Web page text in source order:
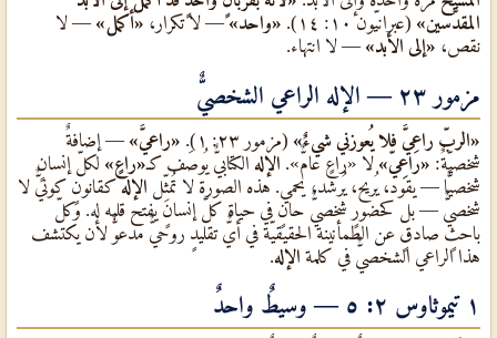
المقدَّسين» (عبرانيّون ١٠: ١٤). «واحد»— لا تكرار، «أكمل» — لا
نقص، «إلى الأبد» — لا انتهاء.
مزمور ٢٣ — الإله الراعي الشخصيٌّ
«الربّ راعيَّ فلا يُعوزني شيءٌ» (مزمور ٢٣: ١). «راعيَّ» — إضافةٌ
شخصيّةٌ: «رَاعِيّ» لا «راعٍ عامٌّ». الإله الكتابيٌّ يُوصَف كـ«راعٍ» لكلّ إنسانٍ
شخصيًّا — يقود، يُريح، يُرشد، يحمي. هذه الصورة لا تُمثِّل الإلهكقانونٍ كونيٌّ لا
شخصيٌّ — بل كحضورٍ شخصيٌّ حانٍ في حياة كلّ إنسانٍ يفتح قلبه له. وكلّ
باحثٍ صادقٍ عن الطمأنينة الحقيقيّة في أيٌّ تقليدٍ روحيٌّ مدعوٌّ لأن يكتشف
هذا الراعي الشخصيٌّ في كلمة الإله.
١ تيموثاوس ٢: ٥ — وسيطٌ واحدٌ